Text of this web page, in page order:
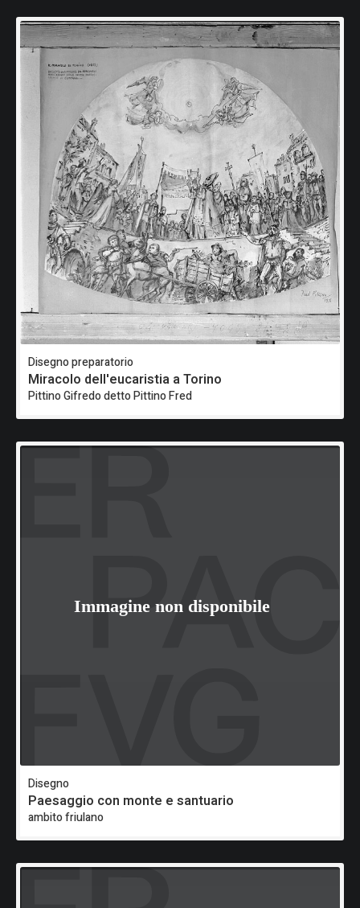
Disegno preparatorio
Miracolo dell'eucaristia a Torino
Pittino Gifredo detto Pittino Fred
Disegno
Paesaggio con monte e santuario
ambito friulano